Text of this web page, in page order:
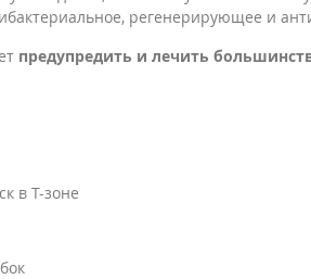
регенерирующее и
предупредить и лечить
в T-зоне